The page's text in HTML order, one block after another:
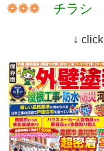
❁❁❁ チラシ
↓ click